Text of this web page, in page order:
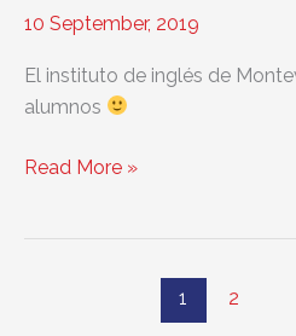
us
learning
10 September, 2019
El instituto de inglés de
alumnos
Class
Read More »
1 2